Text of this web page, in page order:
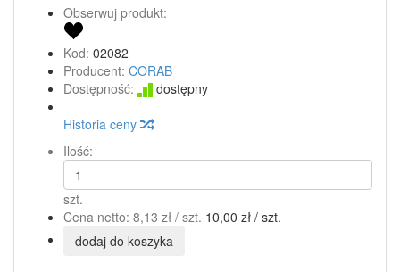
Obserwuj produkt:
Kod: 02082
Producent: CORAB
Dostępność:
dostępny
Historia ceny
Ilość:
szt.
Cena netto: 8,13 zł / szt. 10,00 zł / szt.
dodaj do koszyka